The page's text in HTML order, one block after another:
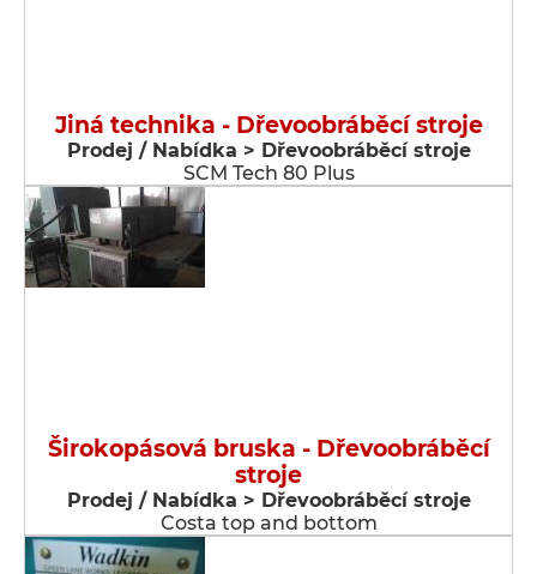
Jiná technika - Dřevoobráběcí stroje
Prodej / Nabídka > Dřevoobráběcí stroje
SCM Tech 80 Plus
Širokopásová bruska - Dřevoobráběcí
stroje
Prodej / Nabídka > Dřevoobráběcí stroje
Costa top and bottom